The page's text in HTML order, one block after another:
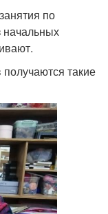
по
начальных
получаются такие